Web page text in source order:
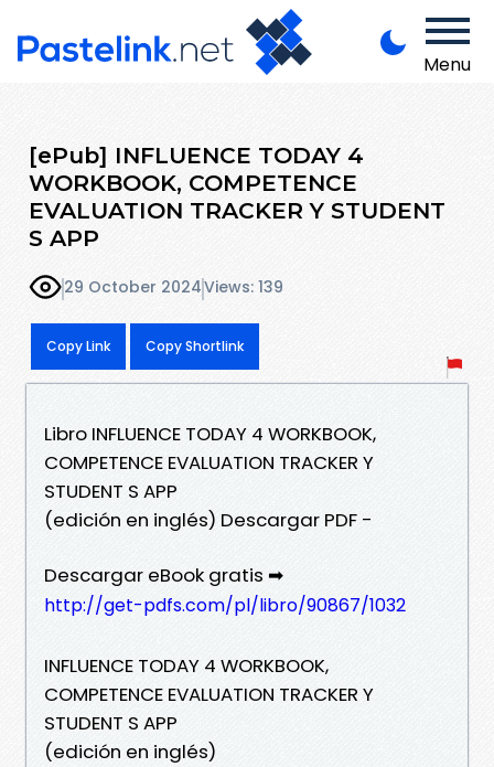
Menu
[ePub] INFLUENCE TODAY 4
WORKBOOK, COMPETENCE
EVALUATION TRACKER Y STUDENT
S APP
29 October 2024Views: 139
Copy Link Copy Shortlink
Libro INFLUENCE TODAY 4 WORKBOOK,
COMPETENCE EVALUATION TRACKER Y
STUDENT S APP
(edición en inglés) Descargar PDF -
Descargar eBook gratis ➡
http://get-pdfs.com/pl/libro/90867/1032
INFLUENCE TODAY 4 WORKBOOK,
COMPETENCE EVALUATION TRACKER Y
STUDENT S APP
(edición en inglés)